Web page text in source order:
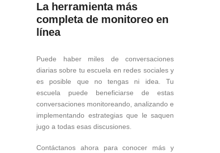
La herramienta más
completa de monitoreo en
línea
Puede haber miles de conversaciones
diarias sobre tu escuela en redes sociales y
es posible que no tengas ni idea. Tu
escuela puede beneficiarse de estas
conversaciones monitoreando, analizando e
implementando estrategias que le saquen
jugo a todas esas discusiones.
Contáctanos ahora para conocer más y